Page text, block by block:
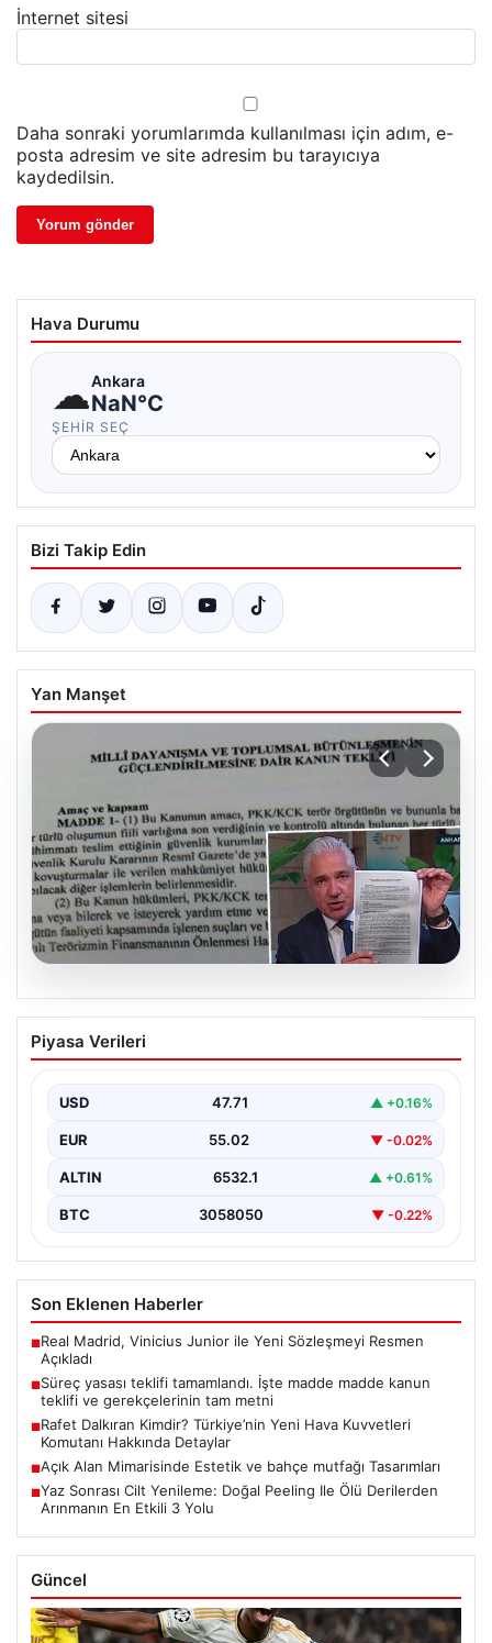
İnternet sitesi
Daha sonraki yorumlarımda kullanılması için adım, e-
posta adresim ve site adresim bu tarayıcıya
kaydedilsin.
Hava Durumu
☁Ankara
NaN°C
ŞEHIR SEÇ
Bizi Takip Edin
Yan Manşet
05.08.2026
Süreç yasası teklifi tamamlandı. İşte
madde madde kanun teklifi ve
Piyasa Verileri
USD 47.71 ▲ +0.16%
EUR 55.02 ▼ -0.02%
ALTIN 6532.1 ▲ +0.61%
BTC 3058050 ▼ -0.22%
Son Eklenen Haberler
■Real Madrid, Vinicius Junior ile Yeni Sözleşmeyi Resmen
Açıkladı
■Süreç yasası teklifi tamamlandı. İşte madde madde kanun
teklifi ve gerekçelerinin tam metni
■Rafet Dalkıran Kimdir? Türkiye’nin Yeni Hava Kuvvetleri
Komutanı Hakkında Detaylar
■Açık Alan Mimarisinde Estetik ve bahçe mutfağı Tasarımları
■Yaz Sonrası Cilt Yenileme: Doğal Peeling Ile Ölü Derilerden
Arınmanın En Etkili 3 Yolu
Güncel